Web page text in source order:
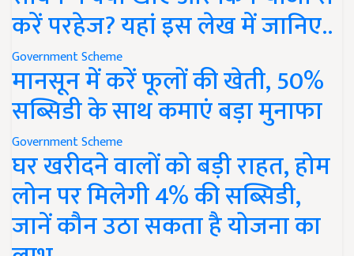
करें परहेज? यहां इस लेख में जानिए..
Government Scheme
मानसून में करें फूलों की खेती, 50%
सब्सिडी के साथ कमाएं बड़ा मुनाफा
Government Scheme
घर खरीदने वालों को बड़ी राहत, होम
लोन पर मिलेगी 4% की सब्सिडी,
जानें कौन उठा सकता है योजना का